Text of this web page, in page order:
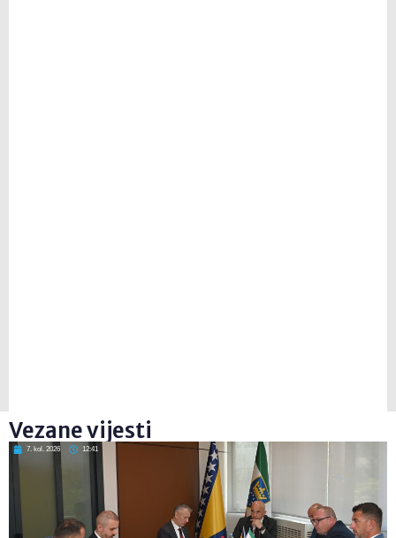
Vezane vijesti
7. kol. 2026 12:41